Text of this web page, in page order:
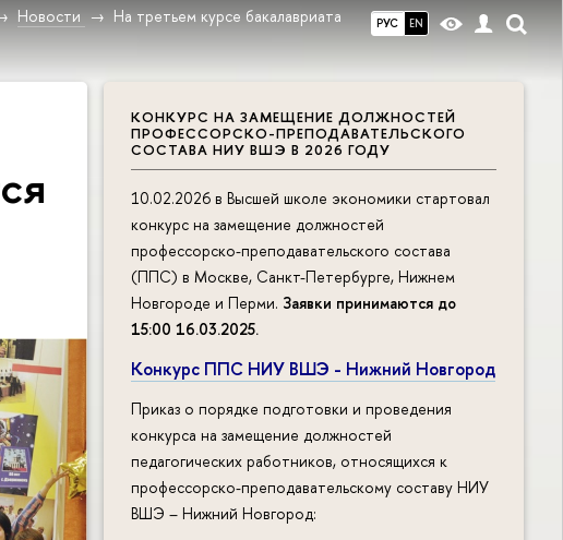
РУС EN
Новости
На третьем курсе бакалавриата
КОНКУРС НА ЗАМЕЩЕНИЕ ДОЛЖНОСТЕЙ
ПРОФЕССОРСКО-ПРЕПОДАВАТЕЛЬСКОГО
СОСТАВА НИУ ВШЭ В 2026 ГОДУ
10.02.2026 в Высшей школе экономики стартовал
конкурс на замещение должностей
профессорско-преподавательского состава
(ППС) в Москве, Санкт-Петербурге, Нижнем
Новгороде и Перми. Заявки принимаются до
15:00 16.03.2025.
Конкурс ППС НИУ ВШЭ - Нижний Новгород
Приказ о порядке подготовки и проведения
конкурса на замещение должностей
педагогических работников, относящихся к
профессорско-преподавательскому составу НИУ
ВШЭ – Нижний Новгород: